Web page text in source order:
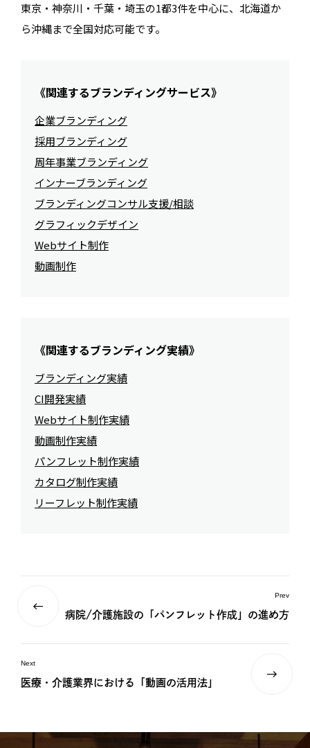
東京・神奈川・千葉・埼玉の1都3件を中心に、北海道か
ら沖縄まで全国対応可能です。
《関連するブランディングサービス》
企業ブランディング
採用ブランディング
周年事業ブランディング
インナーブランディング
ブランディングコンサル支援/相談
グラフィックデザイン
Webサイト制作
動画制作
《関連するブランディング実績》
ブランディング実績
CI開発実績
Webサイト制作実績
動画制作実績
パンフレット制作実績
カタログ制作実績
リーフレット制作実績
Prev
病院/介護施設の「パンフレット作成」の進め方
Next
医療・介護業界における「動画の活用法」